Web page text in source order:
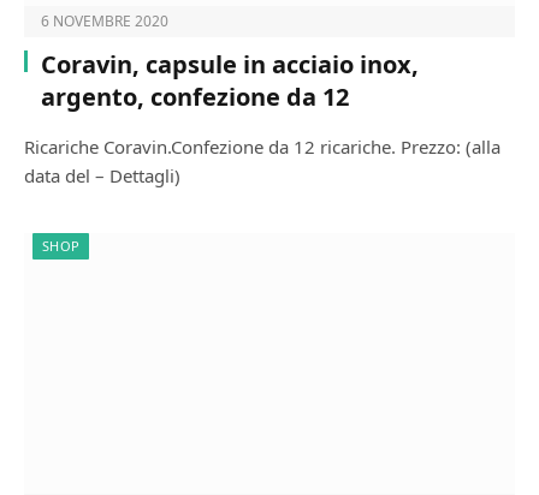
6 NOVEMBRE 2020
Coravin, capsule in acciaio inox,
argento, confezione da 12
Ricariche Coravin.Confezione da 12 ricariche. Prezzo: (alla
data del – Dettagli)
SHOP